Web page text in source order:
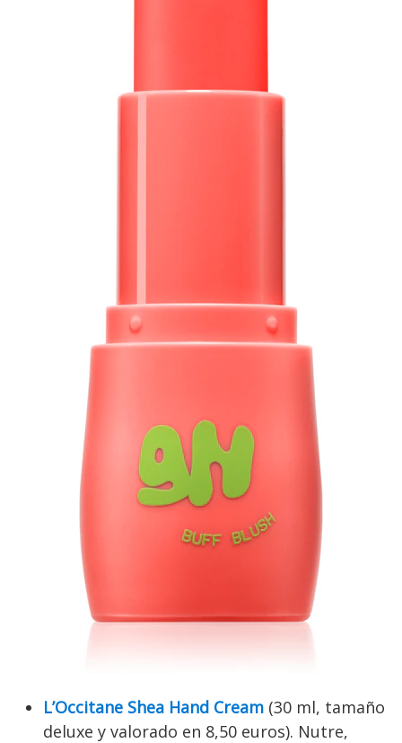
L’Occitane Shea Hand Cream (30 ml, tamaño
deluxe y valorado en 8,50 euros). Nutre,